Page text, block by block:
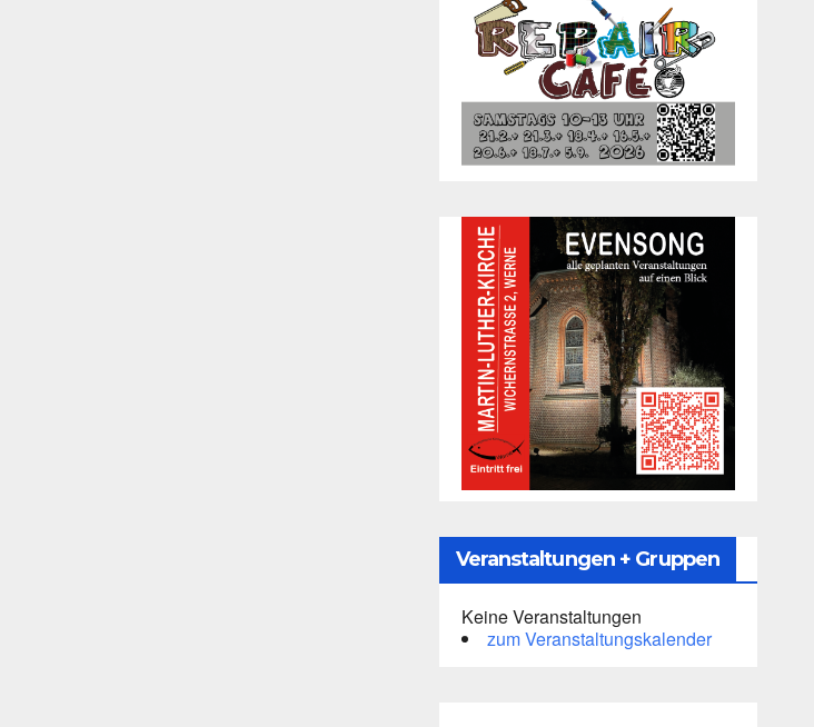
Veranstaltungen + Gruppen
Keine Veranstaltungen
zum Veranstaltungskalender